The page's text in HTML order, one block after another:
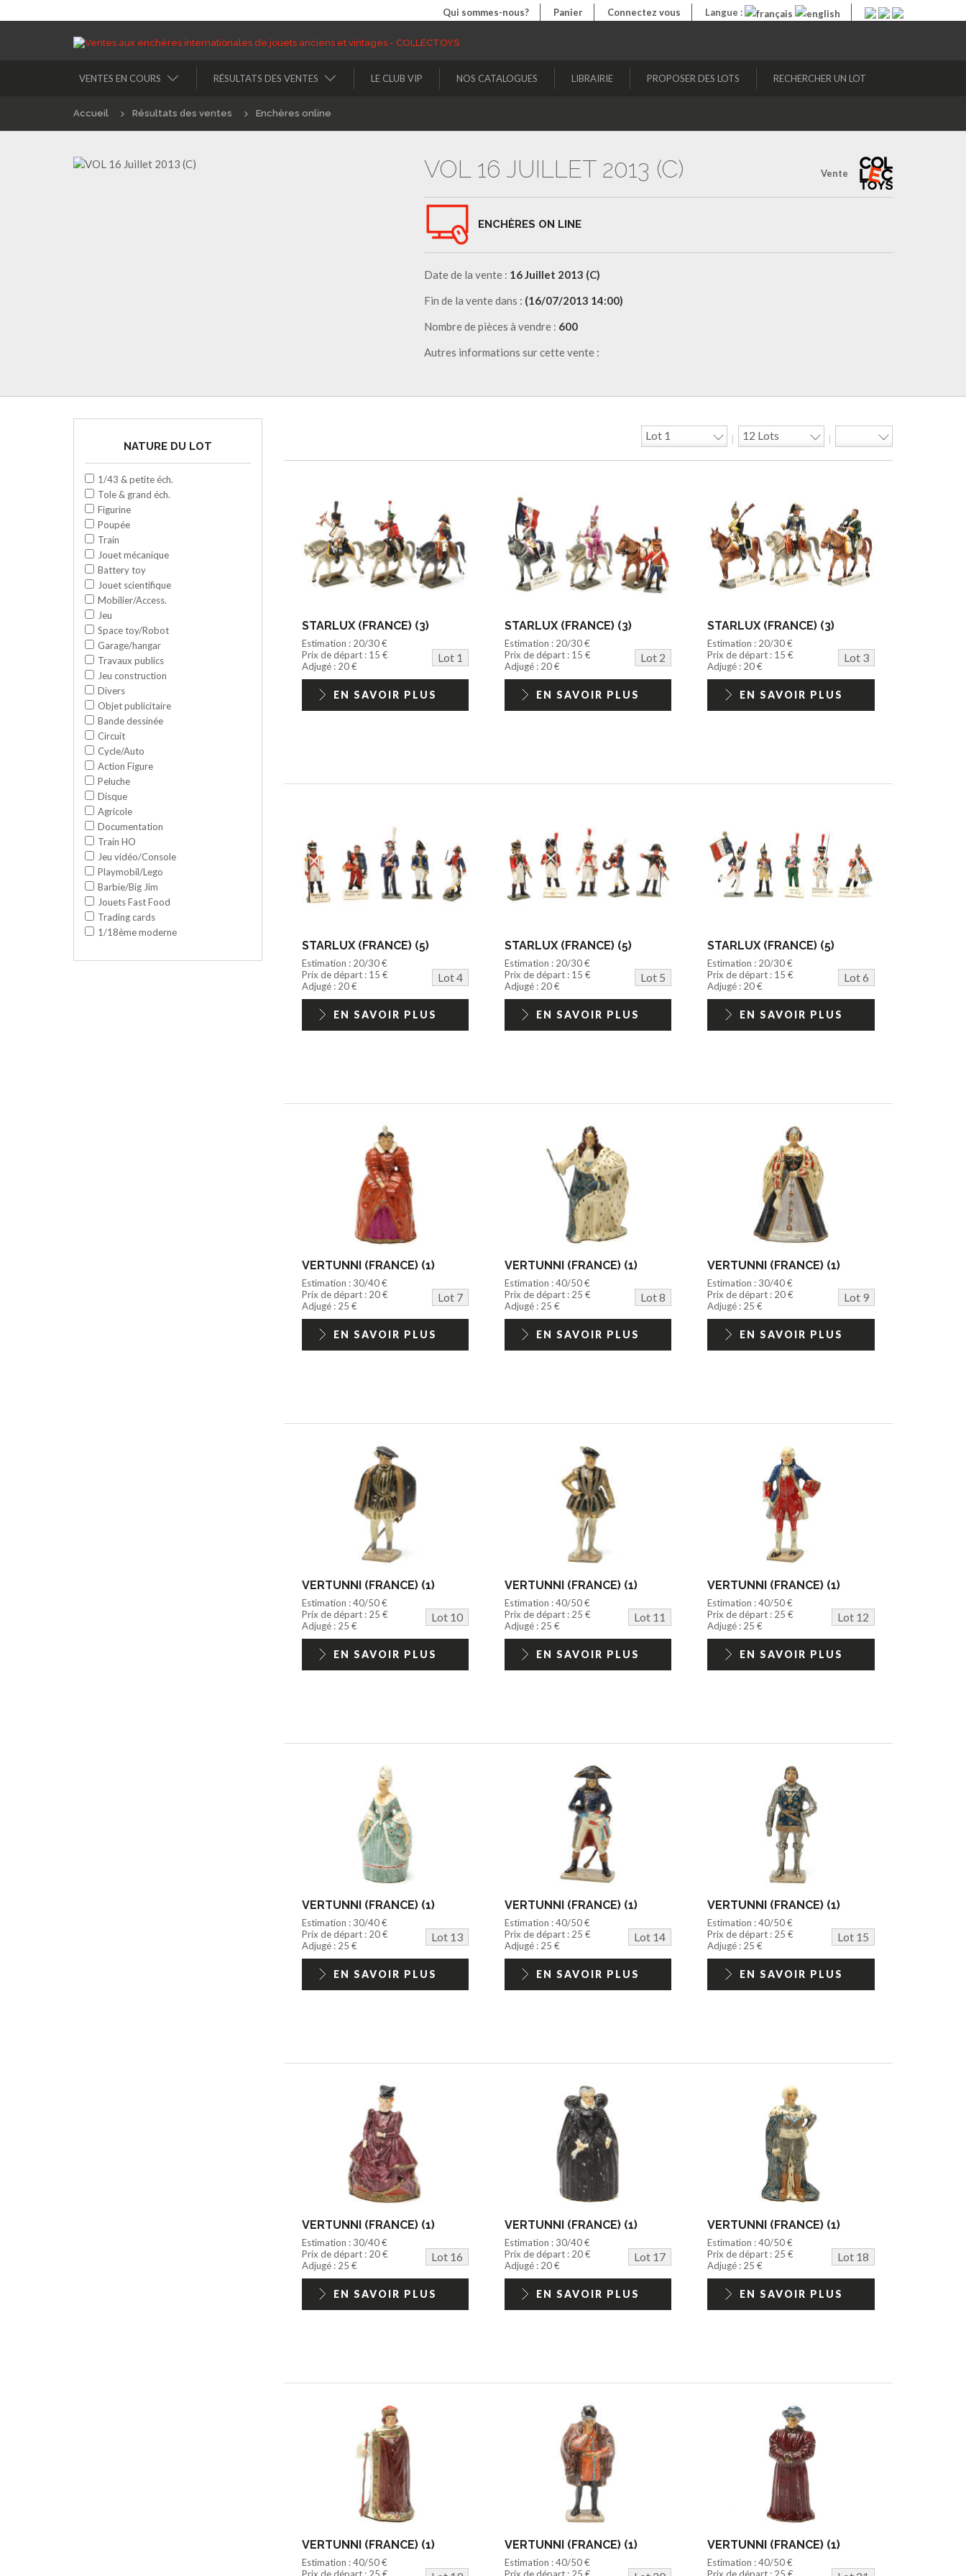
Qui sommes-nous? Panier Connectez vous Langue :
VENTES EN COURS RÉSULTATS DES VENTES LE CLUB VIP NOS CATALOGUES LIBRAIRIE PROPOSER DES LOTS RECHERCHER UN LOT
Accueil Résultats des ventes Enchères online
Vente
VOL 16 JUILLET 2013 (C)
ENCHÈRES ON LINE
Date de la vente : 16 Juillet 2013 (C)
Fin de la vente dans : (16/07/2013 14:00)
Nombre de pièces à vendre : 600
Autres informations sur cette vente :
NATURE DU LOT
1/43 & petite éch.
Tole & grand éch.
Figurine
Poupée
Train
Jouet mécanique
Battery toy
Jouet scientifique
Mobilier/Access.
Jeu
Space toy/Robot
Garage/hangar
Travaux publics
Jeu construction
Divers
Objet publicitaire
Bande dessinée
Circuit
Cycle/Auto
Action Figure
Peluche
Disque
Agricole
Documentation
Train HO
Jeu vidéo/Console
Playmobil/Lego
Barbie/Big Jim
Jouets Fast Food
Trading cards
1/18ème moderne
STARLUX (FRANCE) (3)
Estimation : 20/30 €
Prix de départ : 15 €
Lot 1
Adjugé : 20 €
EN SAVOIR PLUS
STARLUX (FRANCE) (3)
Estimation : 20/30 €
Prix de départ : 15 €
Lot 2
Adjugé : 20 €
EN SAVOIR PLUS
STARLUX (FRANCE) (3)
Estimation : 20/30 €
Prix de départ : 15 €
Lot 3
Adjugé : 20 €
EN SAVOIR PLUS
STARLUX (FRANCE) (5)
Estimation : 20/30 €
Prix de départ : 15 €
Lot 4
Adjugé : 20 €
EN SAVOIR PLUS
STARLUX (FRANCE) (5)
Estimation : 20/30 €
Prix de départ : 15 €
Lot 5
Adjugé : 20 €
EN SAVOIR PLUS
STARLUX (FRANCE) (5)
Estimation : 20/30 €
Prix de départ : 15 €
Lot 6
Adjugé : 20 €
EN SAVOIR PLUS
VERTUNNI (FRANCE) (1)
Estimation : 30/40 €
Prix de départ : 20 €
Lot 7
Adjugé : 25 €
EN SAVOIR PLUS
VERTUNNI (FRANCE) (1)
Estimation : 40/50 €
Prix de départ : 25 €
Lot 8
Adjugé : 25 €
EN SAVOIR PLUS
VERTUNNI (FRANCE) (1)
Estimation : 30/40 €
Prix de départ : 20 €
Lot 9
Adjugé : 25 €
EN SAVOIR PLUS
VERTUNNI (FRANCE) (1)
Estimation : 40/50 €
Prix de départ : 25 €
Lot 10
Adjugé : 25 €
EN SAVOIR PLUS
VERTUNNI (FRANCE) (1)
Estimation : 40/50 €
Prix de départ : 25 €
Lot 11
Adjugé : 25 €
EN SAVOIR PLUS
VERTUNNI (FRANCE) (1)
Estimation : 40/50 €
Prix de départ : 25 €
Lot 12
Adjugé : 25 €
EN SAVOIR PLUS
VERTUNNI (FRANCE) (1)
Estimation : 30/40 €
Prix de départ : 20 €
Lot 13
Adjugé : 25 €
EN SAVOIR PLUS
VERTUNNI (FRANCE) (1)
Estimation : 40/50 €
Prix de départ : 25 €
Lot 14
Adjugé : 25 €
EN SAVOIR PLUS
VERTUNNI (FRANCE) (1)
Estimation : 40/50 €
Prix de départ : 25 €
Lot 15
Adjugé : 25 €
EN SAVOIR PLUS
VERTUNNI (FRANCE) (1)
Estimation : 30/40 €
Prix de départ : 20 €
Lot 16
Adjugé : 25 €
EN SAVOIR PLUS
VERTUNNI (FRANCE) (1)
Estimation : 30/40 €
Prix de départ : 20 €
Lot 17
Adjugé : 20 €
EN SAVOIR PLUS
VERTUNNI (FRANCE) (1)
Estimation : 40/50 €
Prix de départ : 25 €
Lot 18
Adjugé : 25 €
EN SAVOIR PLUS
VERTUNNI (FRANCE) (1)
Estimation : 40/50 €
Prix de départ : 25 €
VERTUNNI (FRANCE) (1)
Estimation : 40/50 €
Prix de départ : 25 €
VERTUNNI (FRANCE) (1)
Estimation : 40/50 €
Prix de départ : 25 €